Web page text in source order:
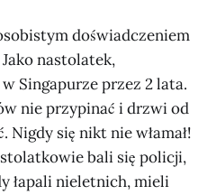
doświadczeniem
nastolatek,
Singapurze przez 2 lata.
nie przypinać i drzwi od
się nikt nie włamał!
bali się policji,
łapali nieletnich, mieli